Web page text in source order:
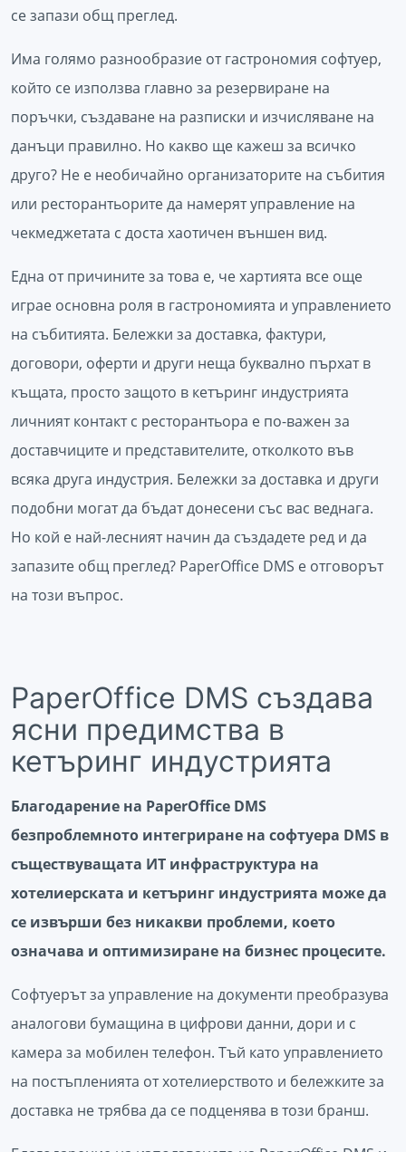
се запази общ преглед.
Има голямо разнообразие от гастрономия софтуер,
който се използва главно за резервиране на
поръчки, създаване на разписки и изчисляване на
данъци правилно. Но какво ще кажеш за всичко
друго? Не е необичайно организаторите на събития
или ресторантьорите да намерят управление на
чекмеджетата с доста хаотичен външен вид.
Една от причините за това е, че хартията все още
играе основна роля в гастрономията и управлението
на събитията. Бележки за доставка, фактури,
договори, оферти и други неща буквално пърхат в
къщата, просто защото в кетъринг индустрията
личният контакт с ресторантьора е по-важен за
доставчиците и представителите, отколкото във
всяка друга индустрия. Бележки за доставка и други
подобни могат да бъдат донесени със вас веднага.
Но кой е най-лесният начин да създадете ред и да
запазите общ преглед? PaperOffice DMS е отговорът
на този въпрос.
PaperOffice DMS създава
ясни предимства в
кетъринг индустрията
Благодарение на PaperOffice DMS
безпроблемното интегриране на софтуера DMS в
съществуващата ИТ инфраструктура на
хотелиерската и кетъринг индустрията може да
се извърши без никакви проблеми, което
означава и оптимизиране на бизнес процесите.
Софтуерът за управление на документи преобразува
аналогови бумащина в цифрови данни, дори и с
камера за мобилен телефон. Тъй като управлението
на постъпленията от хотелиерството и бележките за
доставка не трябва да се подценява в този бранш.